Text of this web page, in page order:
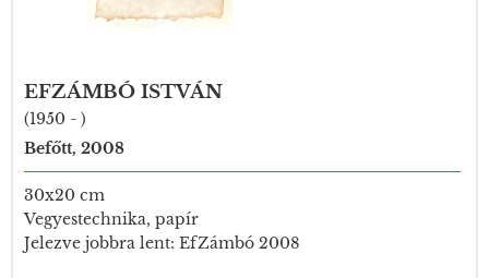
EFZÁMBÓ ISTVÁN
(1950 - )
Befőtt, 2008
30x20 cm
Vegyestechnika, papír
Jelezve jobbra lent: EfZámbó 2008